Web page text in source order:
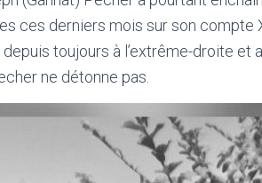
ces derniers mois sur son compte
toujours à l’extrême-droite
ne détonne pas.